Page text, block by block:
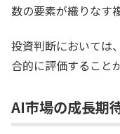
数の要素が織りなす
投資判断においては
合的に評価すること
AI市場の成長期